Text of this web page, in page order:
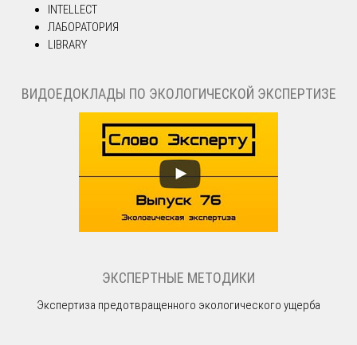
INTELLECT
ЛАБОРАТОРИЯ
LIBRARY
ВИДОЕДОКЛАДЫ ПО ЭКОЛОГИЧЕСКОЙ ЭКСПЕРТИЗЕ
ЭКСПЕРТНЫЕ МЕТОДИКИ
Экспертиза предотвращенного экологического ущерба